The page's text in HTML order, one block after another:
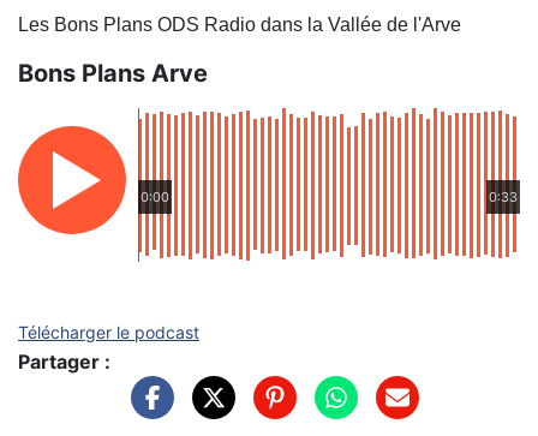
Les Bons Plans ODS Radio dans la Vallée de l'Arve
Bons Plans Arve
0:00 0:33
Télécharger le podcast
Partager :